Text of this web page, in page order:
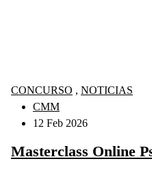
CONCURSO , NOTICIAS
CMM
12 Feb 2026
Masterclass Online